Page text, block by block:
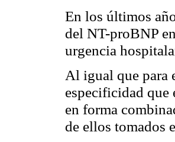
En los últimos
del NT-proBNP
urgencia
Al igual que para
especificidad
en forma
de ellos tomados